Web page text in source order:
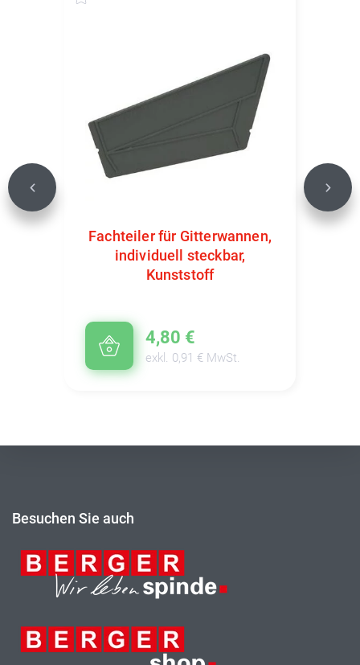
Fachteiler für Gitterwannen,
individuell steckbar,
Kunststoff
4,80 €
exkl. 0,91 € MwSt.
Previous Next
Besuchen Sie auch